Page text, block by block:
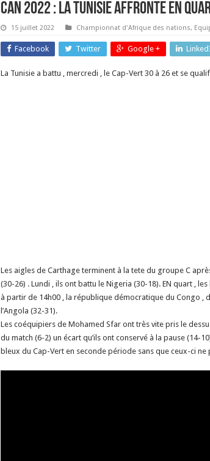
CAN 2022 : la Tunisie affronte en
15 juillet 2022 Championnat d'Afrique des nations,
Facebook Twitter Google +
La Tunisie a battu , mercredi , le Cap-Vert 30 à 26 et se
Les aigles de Carthage terminent à la tete du groupe C
(30-26) . Lundi , ils ont battu le Nigeria (30-18). EN quart ,
à partir de 14h00 , la république démocratique du Congo ,
l’Angola (32-31).
Les coéquipiers de Mohamed Sfar ont très vite pris le
du match (6-2) un écart qu’ils ont conservé à la pause (14-
bleux du Cap-Vert en seconde période sans que ceux-ci ne